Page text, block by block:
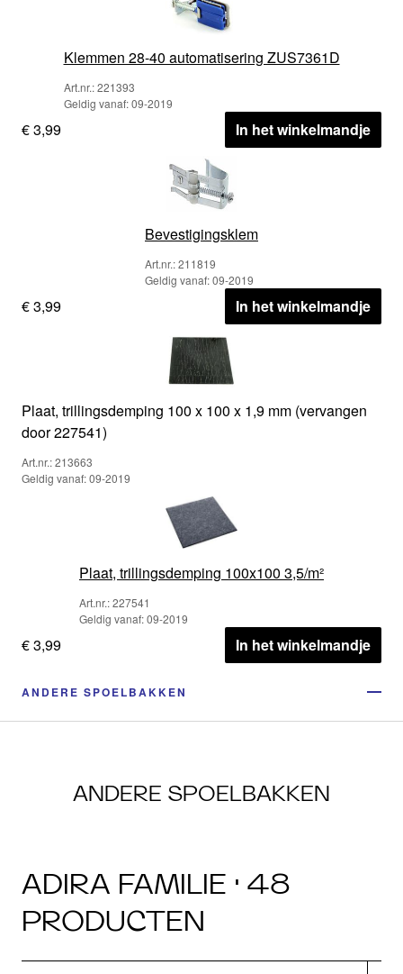
Klemmen 28-40 automatisering ZUS7361D
Art.nr.: 221393
Geldig vanaf: 09-2019
€ 3,99 In het winkelmandje
Bevestigingsklem
Art.nr.: 211819
Geldig vanaf: 09-2019
€ 3,99 In het winkelmandje
Plaat, trillingsdemping 100 x 100 x 1,9 mm (vervangen
door 227541)
Art.nr.: 213663
Geldig vanaf: 09-2019
Plaat, trillingsdemping 100x100 3,5/m²
Art.nr.: 227541
Geldig vanaf: 09-2019
€ 3,99 In het winkelmandje
ANDERE SPOELBAKKEN
ANDERE SPOELBAKKEN
ADIRA FAMILIE · 48
PRODUCTEN